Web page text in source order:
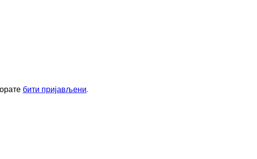
бити пријављени.